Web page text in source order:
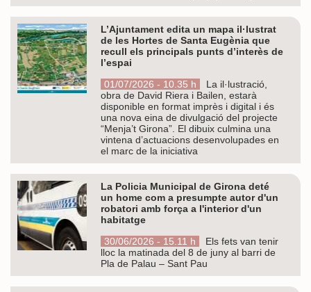
L’Ajuntament edita un mapa il·lustrat
de les Hortes de Santa Eugènia que
recull els principals punts d’interès de
l’espai
01/07/2026 - 10.35 h
La il·lustració,
obra de David Riera i Bailen, estarà
disponible en format imprès i digital i és
una nova eina de divulgació del projecte
“Menja’t Girona”. El dibuix culmina una
vintena d’actuacions desenvolupades en
el marc de la iniciativa
La Policia Municipal de Girona deté
un home com a presumpte autor d'un
robatori amb força a l'interior d'un
habitatge
30/06/2026 - 15.11 h
Els fets van tenir
lloc la matinada del 8 de juny al barri de
Pla de Palau – Sant Pau